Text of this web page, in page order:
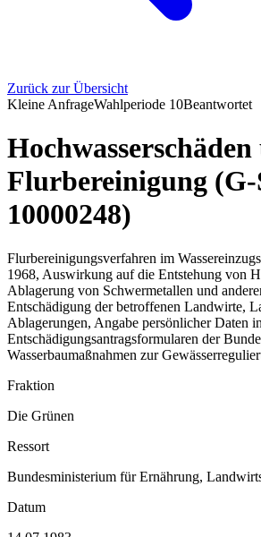
Zurück zur Übersicht
Kleine AnfrageWahlperiode 10Beantwortet
Flurbereinigung
10000248)
Flurbereinigungsverfahren im
1968, Auswirkung auf die Entstehung von
Ablagerung von Schwermetallen und
Entschädigung der betroffenen Landwirte,
Ablagerungen, Angabe persönlicher Daten in
Entschädigungsantragsformularen der
Wasserbaumaßnahmen zur
Fraktion
Die Grünen
Ressort
Bundesministerium für Ernährung,
Datum